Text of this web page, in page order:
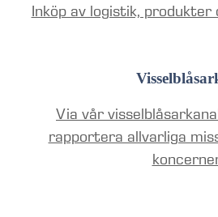
Inköp av logistik,
Via vår
rapportera allvarliga